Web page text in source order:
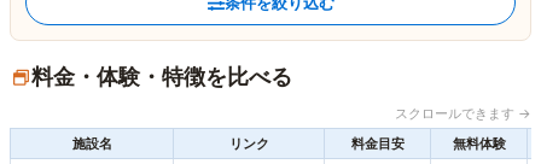
料金・体験・特徴を比べる
スクロールできます →
施設名
リンク 料金目安 無料体験